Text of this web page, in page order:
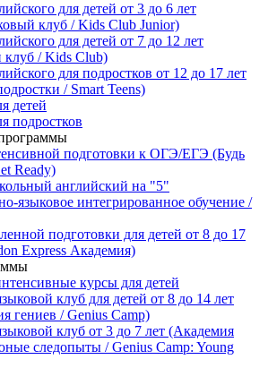
для детей от 3 до 6 лет
клуб / Kids Club Junior)
для детей от 7 до 12 лет
клуб / Kids Club)
для подростков от 12 до 17 лет
/ Smart Teens)
детей
подростков
подготовки к ОГЭ/ЕГЭ (Будь
Ready)
английский на "5"
языковое интегрированное обучение /
подготовки для детей от 8 до 17
Express Академия)
курсы для детей
клуб для детей от 8 до 14 лет
гениев / Genius Camp)
клуб от 3 до 7 лет (Академия
следопыты / Genius Camp: Young